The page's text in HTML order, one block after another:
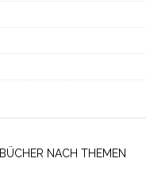
BÜCHER NACH THEMEN